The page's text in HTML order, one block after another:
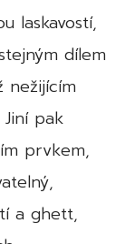
laskavostí,
dílem
nežijícím
pak
prvkem,
a ghett,